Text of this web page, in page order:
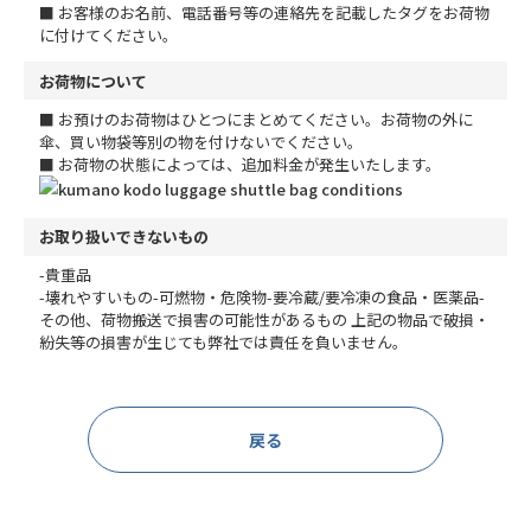
■ お客様のお名前、電話番号等の連絡先を記載したタグをお荷物
に付けてください。
お荷物について
■ お預けのお荷物はひとつにまとめてください。お荷物の外に
傘、買い物袋等別の物を付けないでください。
■ お荷物の状態によっては、追加料金が発生いたします。
お取り扱いできないもの
-貴重品
-壊れやすいもの-可燃物・危険物-要冷蔵/要冷凍の食品・医薬品-
その他、荷物搬送で損害の可能性があるもの 上記の物品で破損・
紛失等の損害が生じても弊社では責任を負いません。
戻る